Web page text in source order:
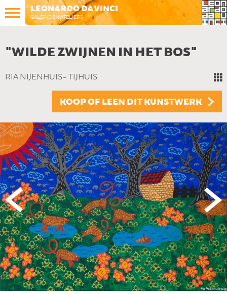
LEONARDO DA VINCI
GALERIE EN ATELIERS
"WILDE ZWIJNEN IN HET BOS"
RIA NIJENHUIS- TIJHUIS
KOOP OF LEEN DIT KUNSTWERK